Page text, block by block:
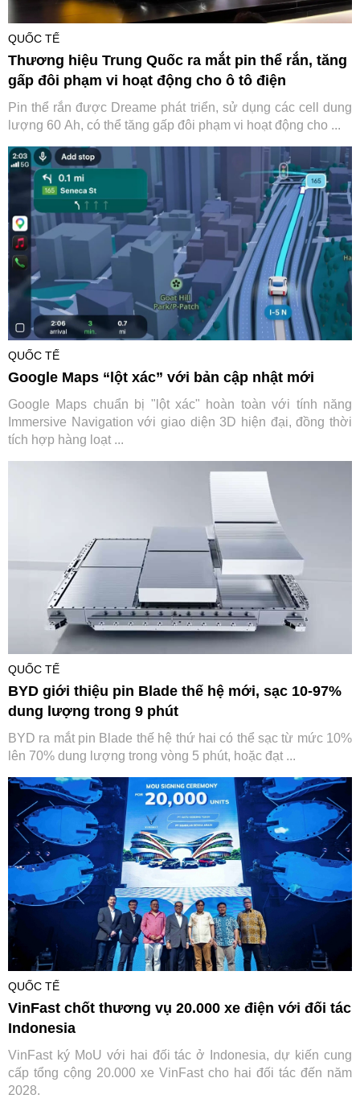
QUỐC TẾ
Thương hiệu Trung Quốc ra mắt pin thể rắn, tăng
gấp đôi phạm vi hoạt động cho ô tô điện
Pin thể rắn được Dreame phát triển, sử dụng các cell dung
lượng 60 Ah, có thể tăng gấp đôi phạm vi hoạt động cho ...
QUỐC TẾ
Google Maps “lột xác” với bản cập nhật mới
Google Maps chuẩn bị "lột xác" hoàn toàn với tính năng
Immersive Navigation với giao diện 3D hiện đại, đồng thời
tích hợp hàng loạt ...
QUỐC TẾ
BYD giới thiệu pin Blade thế hệ mới, sạc 10-97%
dung lượng trong 9 phút
BYD ra mắt pin Blade thế hệ thứ hai có thể sạc từ mức 10%
lên 70% dung lượng trong vòng 5 phút, hoặc đạt ...
QUỐC TẾ
VinFast chốt thương vụ 20.000 xe điện với đối tác
Indonesia
VinFast ký MoU với hai đối tác ở Indonesia, dự kiến cung
cấp tổng cộng 20.000 xe VinFast cho hai đối tác đến năm
2028.